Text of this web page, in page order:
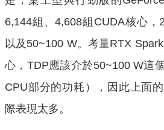
6,144組、4,608組CUDA核心
以及50~100 W。考量RTX
心，TDP應該介於50~100 W這
CPU部分的功耗），因此上面
際表現太多。